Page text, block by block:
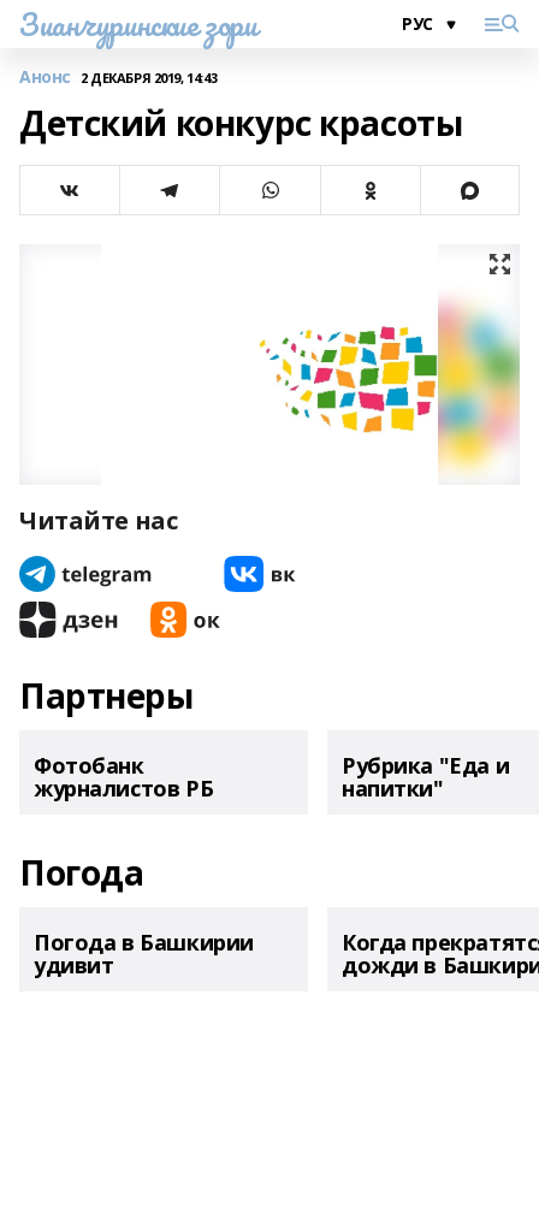
Зианчуринские зори
Анонс 2 ДЕКАБРЯ 2019, 14:43
Детский конкурс красоты
Читайте нас
Партнеры
Фотобанк
журналистов РБ
Рубрика "Еда и
напитки"
Погода
Погода в Башкирии
удивит
Когда
дожди в